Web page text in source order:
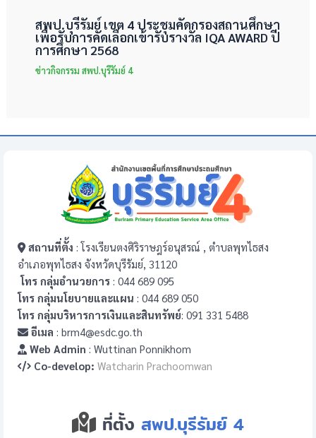
สพป.บุรีรัมย์ เขต 4 ประชุมคัดกรองสถานศึกษา
เพื่อรับการคัดเลือกเข้ารับรางวัล IQA AWARD ปี
การศึกษา 2568
ข่าวกิจกรรม สพป.บุรีรัมย์ 4
สถานที่ตั้ง : โรงเรียนตงศิริราษฎร์อนุสรณ์ , ตำบลพุทไธสง
อำเภอพุทไธสง จังหวัดบุรีรัมย์, 31120
โทร กลุ่มอำนวยการ : 044 689 095
โทร กลุ่มนโยบายและแผน : 044 689 050
โทร กลุ่มบริหารการเงินและสินทรัพย์: 091 331 5488
อีเมล : brm4@esdc.go.th
Web Admin : Wuttinan Ponnikhom
Co-develop: Watcharin Prachoomwan
ที่ตั้ง สพป.บุรีรัมย์ 4